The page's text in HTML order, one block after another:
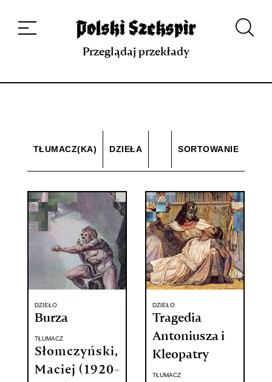
projekcie
Kontakt Indeks strony Aplikacja
Repozytorium XIX w.
Przeglądaj przekłady
TŁUMACZ(KA) DZIEŁA SORTOWANIE
DZIEŁO
Burza
TŁUMACZ
Słomczyński,
Maciej (1920-
DZIEŁO
Tragedia
Antoniusza i
Kleopatry
TŁUMACZ